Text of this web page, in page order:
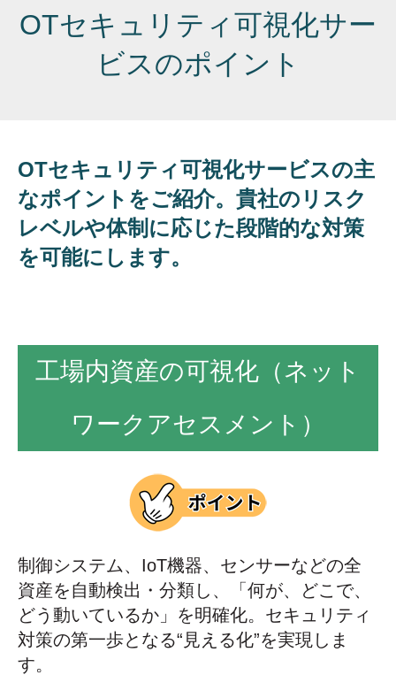
OTセキュリティ可視化サー
ビスのポイント
OTセキュリティ可視化サービスの主
なポイントをご紹介。貴社のリスク
レベルや体制に応じた段階的な対策
を可能にします。
工場内資産の可視化（ネット
ワークアセスメント）
制御システム、IoT機器、センサーなどの全
資産を自動検出・分類し、「何が、どこで、
どう動いているか」を明確化。セキュリティ
対策の第一歩となる“見える化”を実現しま
す。